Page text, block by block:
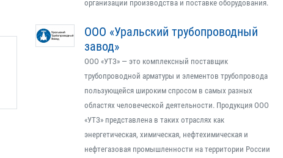
организации производства и поставке оборудования.
ООО «Уральский трубопроводный
завод»
ООО «УТЗ» — это комплексный поставщик
трубопроводной арматуры и элементов трубопровода
пользующейся широким спросом в самых разных
областях человеческой деятельности. Продукция ООО
«УТЗ» представлена в таких отраслях как
энергетическая, химическая, нефтехимическая и
нефтегазовая промышленности на территории России